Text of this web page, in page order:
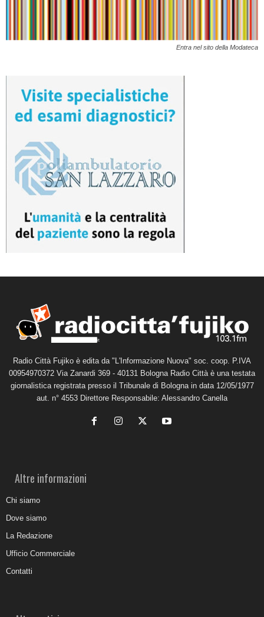
Entra nel sito della Modateca
Radio Città Fujiko è edita da "L'Informazione Nuova" soc. coop. P.IVA
00954970372 Via Zanardi 369 - 40131 Bologna Radio Città è una testata
giornalistica registrata presso il Tribunale di Bologna in data 12/05/1977
aut. n° 4553 Direttore Responsabile: Alessandro Canella
Altre informazioni
Chi siamo
Dove siamo
La Redazione
Ufficio Commerciale
Contatti